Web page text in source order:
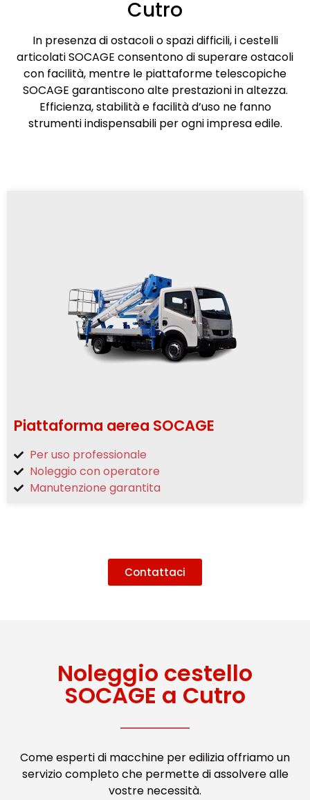
Cutro
In presenza di ostacoli o spazi difficili, i cestelli
articolati SOCAGE consentono di superare ostacoli
con facilità, mentre le piattaforme telescopiche
SOCAGE garantiscono alte prestazioni in altezza.
Efficienza, stabilità e facilità d’uso ne fanno
strumenti indispensabili per ogni impresa edile.
Piattaforma aerea SOCAGE
Per uso professionale
Noleggio con operatore
Manutenzione garantita
Contattaci
Noleggio cestello
SOCAGE a Cutro
Come esperti di macchine per edilizia offriamo un
servizio completo che permette di assolvere alle
vostre necessità.